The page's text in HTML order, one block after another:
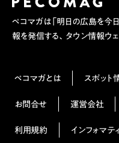
ペコマガは「明日の広島を今
報を発信する、タウン情報ウ
ペコマガとは スポット
お問合せ 運営会社
利用規約 インフォマテ